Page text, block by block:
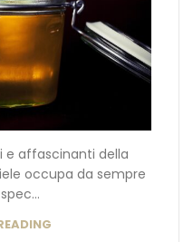
e affascinanti della
occupa da sempre